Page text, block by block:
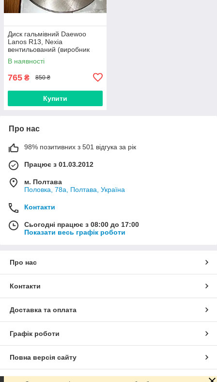
Диск гальмівний Daewoo
Lanos R13, Nexia
вентильований (виробник
Rider, Угорщина)
В наявності
765 ₴ 850 ₴
Купити
Про нас
98% позитивних з 501 відгука за рік
Працює з 01.03.2012
м. Полтава
Половка, 78а, Полтава, Україна
Контакти
Сьогодні працює з 08:00 до 17:00
Показати весь графік роботи
Про нас
Контакти
Доставка та оплата
Графік роботи
Повна версія сайту